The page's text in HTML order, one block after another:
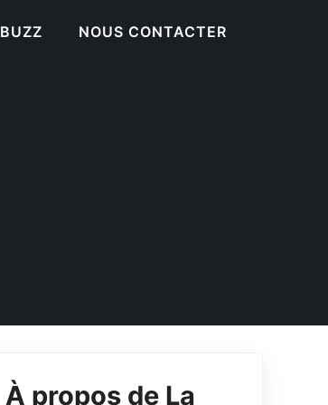
BUZZ NOUS CONTACTER
À propos de La